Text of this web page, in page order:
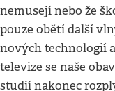
nemusejí nebo že
pouze obětí další
nových technologií
televize se naše
studií nakonec